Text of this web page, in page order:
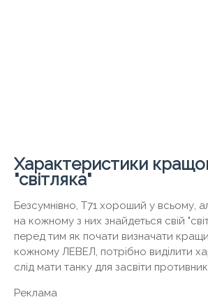
Характеристики
"світляка"
Безсумнівно, Т71 хороший у всьому, але
на кожному з них знайдеться свій
перед тим як почати визначати
кожному ЛЕВЕЛ, потрібно виділити
слід мати танку для засвіти
Реклама